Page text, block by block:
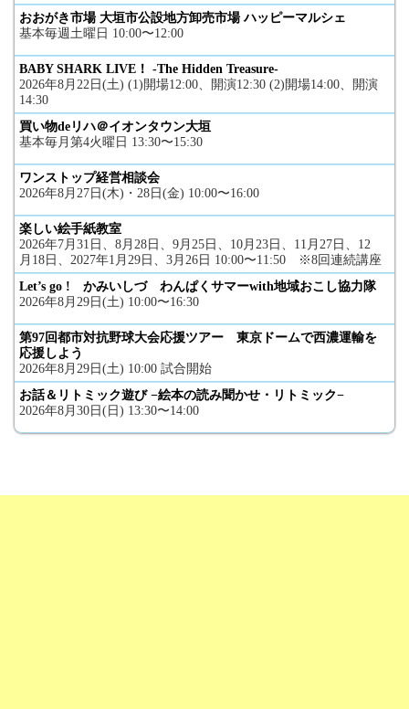
おおがき市場 大垣市公設地方卸売市場 ハッピーマルシェ
基本毎週土曜日 10:00〜12:00
BABY SHARK LIVE！ -The Hidden Treasure-
2026年8月22日(土) (1)開場12:00、開演12:30 (2)開場14:00、開演
14:30
買い物deリハ＠イオンタウン大垣
基本毎月第4火曜日 13:30〜15:30
ワンストップ経営相談会
2026年8月27日(木)・28日(金) 10:00〜16:00
楽しい絵手紙教室
2026年7月31日、8月28日、9月25日、10月23日、11月27日、12
月18日、2027年1月29日、3月26日 10:00〜11:50 ※8回連続講座
Let’s go ! かみいしづ わんぱくサマーwith地域おこし協力隊
2026年8月29日(土) 10:00〜16:30
第97回都市対抗野球大会応援ツアー 東京ドームで西濃運輸を
応援しよう
2026年8月29日(土) 10:00 試合開始
お話＆リトミック遊び −絵本の読み聞かせ・リトミック−
2026年8月30日(日) 13:30〜14:00